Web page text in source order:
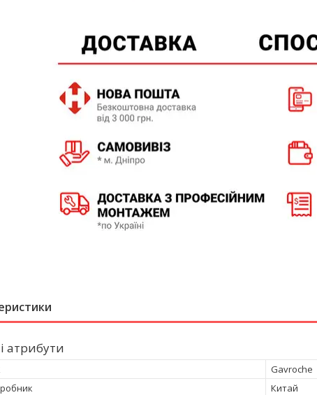
атрибути
Gavroche
Китай